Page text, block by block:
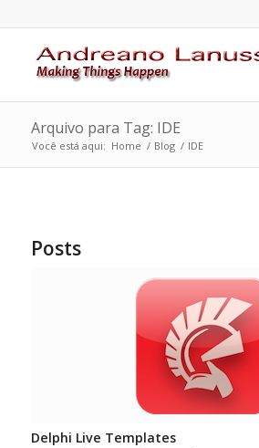
Arquivo para Tag: IDE
Você está aqui: Home / Blog / IDE
Posts
Delphi Live Templates